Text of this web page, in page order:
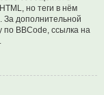
но теги в нём
За дополнительной
по BBCode, ссылка на